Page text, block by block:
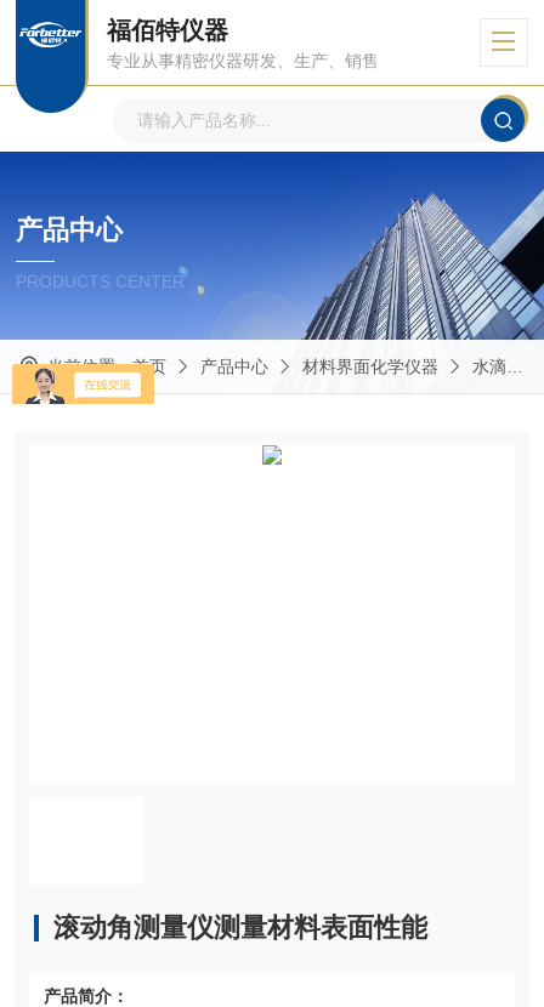
福佰特仪器
专业从事精密仪器研发、生产、销售
产品中心
PRODUCTS CENTER
当前位置：首页 产品中心 材料界面化学仪器 水滴角测量仪
滚动角测量仪测量材料表面性能
产品简介：